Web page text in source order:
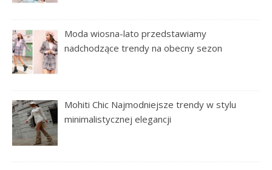
Moda wiosna-lato przedstawiamy
nadchodzące trendy na obecny sezon
Mohiti Chic Najmodniejsze trendy w stylu
minimalistycznej elegancji